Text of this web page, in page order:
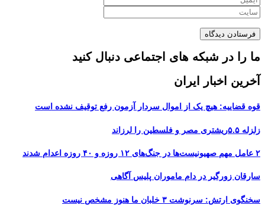
ما را در شبکه های اجتماعی دنبال کنید
آخرین اخبار ایران
قوه قضاییه: هیچ یک از اموال سردار آزمون رفع توقیف نشده است
زلزله ۵.۵ریشتری مصر و فلسطین را لرزاند
۲ عامل مهم صهیونیست‌ها در جنگ‌های ۱۲ روزه و ۴۰ روزه اعدام شدند
سارقان زورگیر در دام ماموران پلیس آگاهی
سخنگوی ارتش: سرنوشت ۳ خلبان ما هنوز مشخص نیست